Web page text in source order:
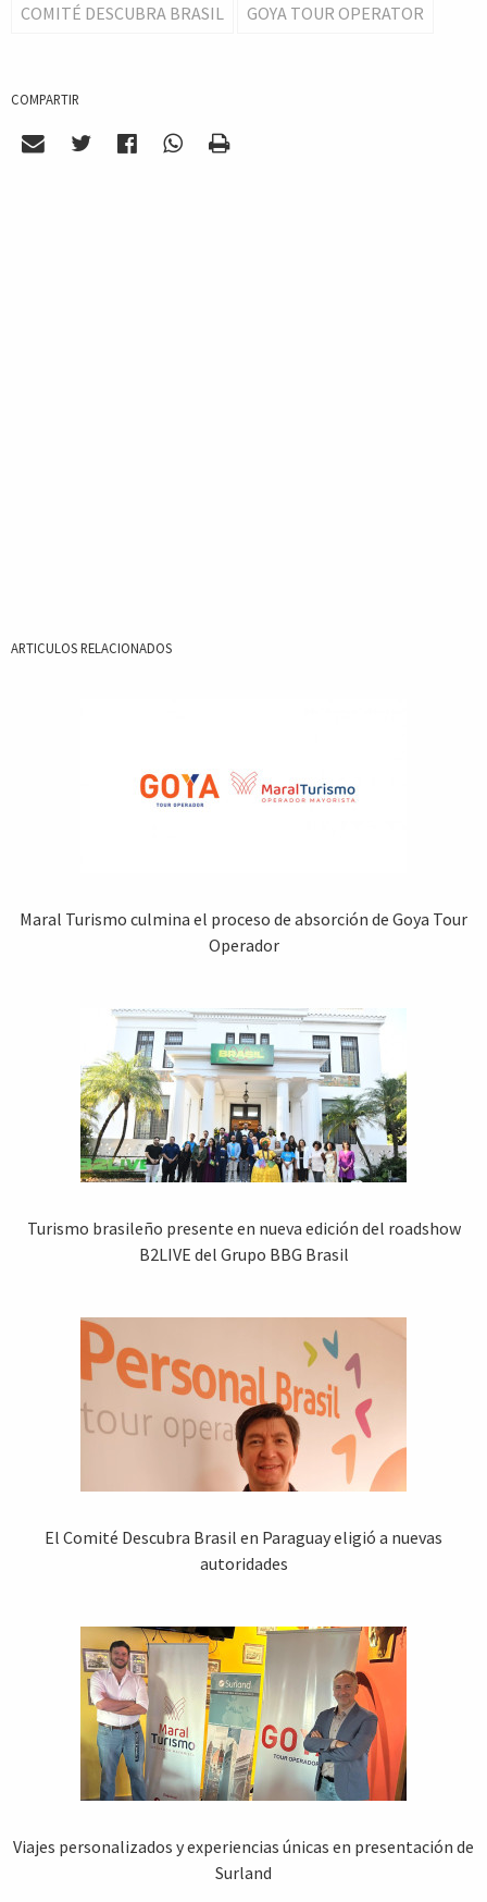
COMITÉ DESCUBRA BRASIL GOYA TOUR OPERATOR
COMPARTIR
ARTICULOS RELACIONADOS
Maral Turismo culmina el proceso de absorción de Goya Tour
Operador
Turismo brasileño presente en nueva edición del roadshow
B2LIVE del Grupo BBG Brasil
El Comité Descubra Brasil en Paraguay eligió a nuevas
autoridades
Viajes personalizados y experiencias únicas en presentación de
Surland